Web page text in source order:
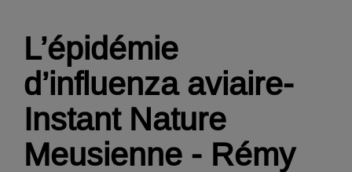
L’épidémie
d’influenza aviaire-
Instant Nature
Meusienne - Rémy